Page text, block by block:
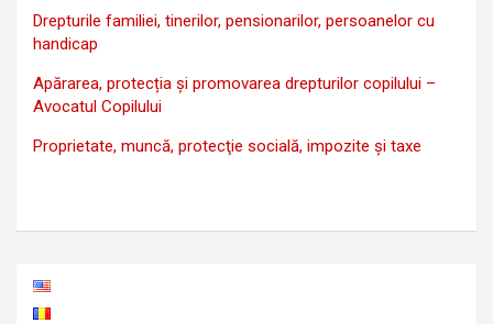
Drepturile familiei, tinerilor, pensionarilor, persoanelor cu
handicap
Apărarea, protecția și promovarea drepturilor copilului –
Avocatul Copilului
Proprietate, muncă, protecţie socială, impozite şi taxe